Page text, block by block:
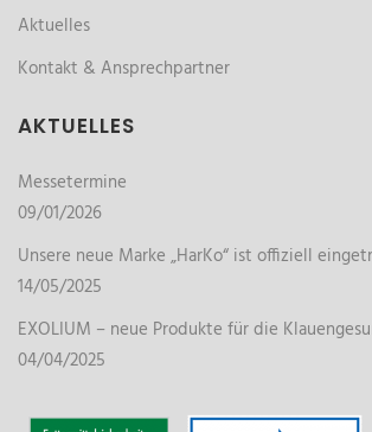
Aktuelles
Kontakt & Ansprechpartner
AKTUELLES
Messetermine
09/01/2026
Unsere neue Marke „HarKo“ ist offiziell
14/05/2025
EXOLIUM – neue Produkte für die
04/04/2025